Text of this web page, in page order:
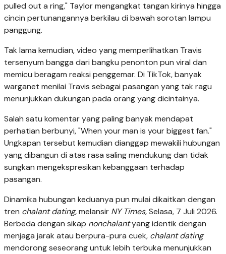
pulled out a ring," Taylor mengangkat tangan kirinya hingga
cincin pertunangannya berkilau di bawah sorotan lampu
panggung.
Tak lama kemudian, video yang memperlihatkan Travis
tersenyum bangga dari bangku penonton pun viral dan
memicu beragam reaksi penggemar. Di TikTok, banyak
warganet menilai Travis sebagai pasangan yang tak ragu
menunjukkan dukungan pada orang yang dicintainya.
Salah satu komentar yang paling banyak mendapat
perhatian berbunyi, "When your man is your biggest fan."
Ungkapan tersebut kemudian dianggap mewakili hubungan
yang dibangun di atas rasa saling mendukung dan tidak
sungkan mengekspresikan kebanggaan terhadap
pasangan.
Dinamika hubungan keduanya pun mulai dikaitkan dengan
tren chalant dating,melansir NY Times,Selasa, 7 Juli 2026.
Berbeda dengan sikap nonchalantyang identik dengan
menjaga jarak atau berpura-pura cuek, chalant dating
mendorong seseorang untuk lebih terbuka menunjukkan